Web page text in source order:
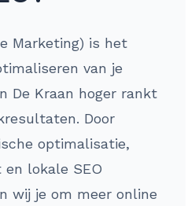
Marketing) is het
van je
De Kraan hoger rankt
Door
optimalisatie,
lokale SEO
wij je om meer online